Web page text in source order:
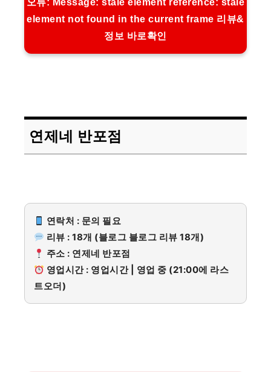
오류: Message: stale element reference: stale
element not found in the current frame 리뷰&
정보 바로확인
연제네 반포점
연락처 : 문의 필요
리뷰 : 18개 (블로그 블로그 리뷰 18개)
주소 : 연제네 반포점
영업시간 : 영업시간 | 영업 중 (21:00에 라스
트오더)